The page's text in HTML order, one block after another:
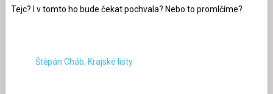
Tejc? I v tomto ho bude čekat pochvala? Nebo to promlčíme?
Štěpán Cháb, Krajské listy